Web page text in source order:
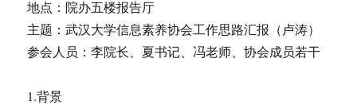
地点：院办五楼报告厅
主题：武汉大学信息素养协会工作思路汇报（卢涛）
参会人员：李院长、夏书记、冯老师、协会成员若干
1.背景